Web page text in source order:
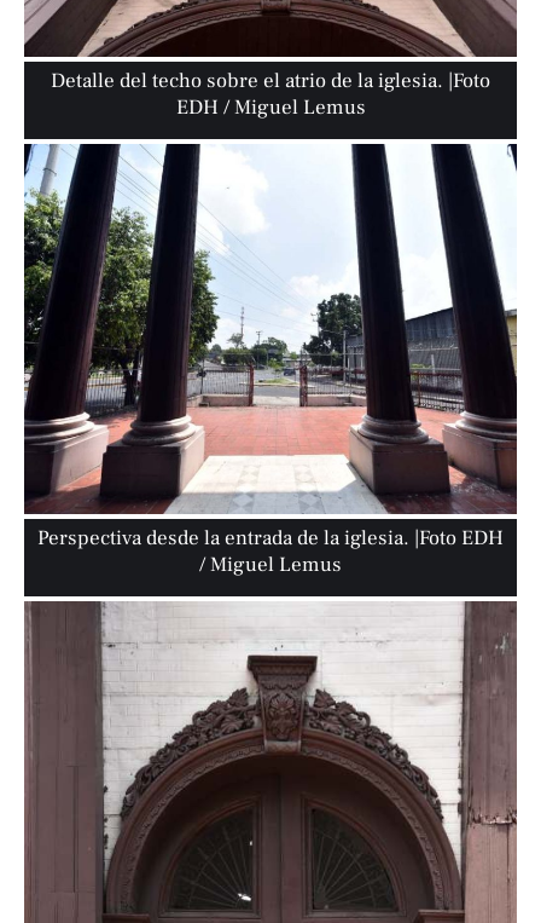
Detalle del techo sobre el atrio de la iglesia. |Foto
EDH / Miguel Lemus
Perspectiva desde la entrada de la iglesia. |Foto EDH
/ Miguel Lemus